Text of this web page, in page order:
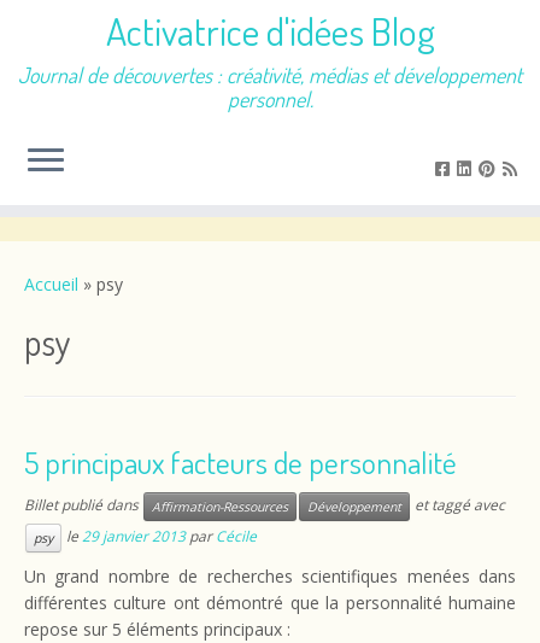
contenu
Activatrice d'idées Blog
Journal de découvertes : créativité, médias et développement
personnel.
Accueil » psy
psy
5 principaux facteurs de personnalité
Billet publié dans Affirmation-Ressources Développement et taggé avec
psy le29 janvier 2013 parCécile
Un grand nombre de recherches scientifiques menées dans
différentes culture ont démontré que la personnalité humaine
repose sur 5 éléments principaux :